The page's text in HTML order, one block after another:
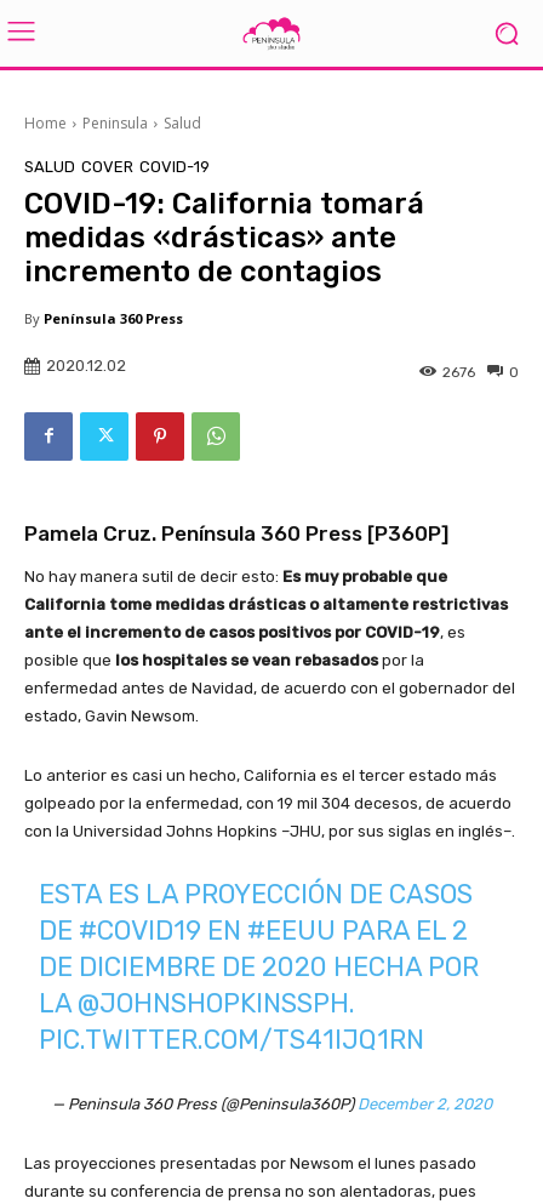
Home Peninsula Salud
SALUD COVER COVID-19
COVID-19: California tomará
medidas «drásticas» ante
incremento de contagios
By Península 360 Press
2020.12.02 0
2676
Pamela Cruz. Península 360 Press [P360P]
No hay manera sutil de decir esto: Es muy probable que
California tome medidas drásticas o altamente restrictivas
ante el incremento de casos positivos por COVID-19, es
posible que los hospitales se vean rebasadospor la
enfermedad antes de Navidad, de acuerdo con el gobernador del
estado, Gavin Newsom.
Lo anterior es casi un hecho, California es el tercer estado más
golpeado por la enfermedad, con 19 mil 304 decesos, de acuerdo
con la Universidad Johns Hopkins –JHU, por sus siglas en inglés–.
ESTA ES LA PROYECCIÓN DE CASOS
DE #COVID19 EN #EEUU PARA EL 2
DE DICIEMBRE DE 2020 HECHA POR
LA@JOHNSHOPKINSSPH.
PIC.TWITTER.COM/TS41IJQ1RN
— Peninsula 360 Press (@Peninsula360P)December 2, 2020
Las proyecciones presentadas por Newsom el lunes pasado
durante su conferencia de prensa no son alentadoras, pues